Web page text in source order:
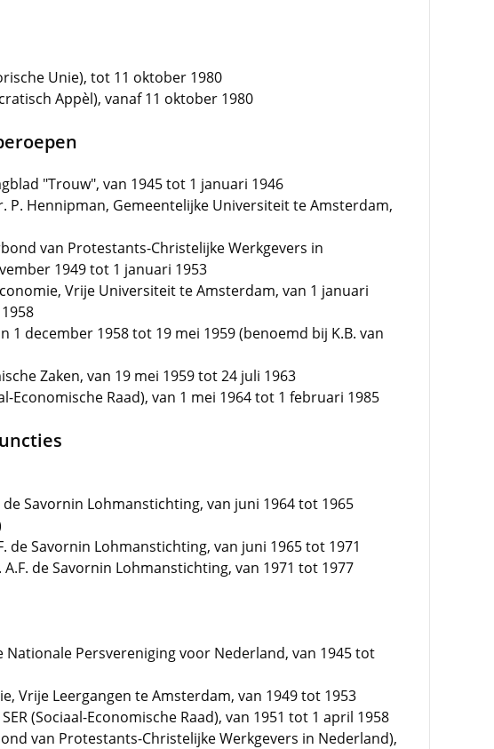
Unie), tot 11 oktober 1980
Appèl), vanaf 11 oktober 1980
"Trouw", van 1945 tot 1 januari 1946
P. Hennipman, Gemeentelijke Universiteit te Amsterdam,
van Protestants-Christelijke Werkgevers in
1949 tot 1 januari 1953
Vrije Universiteit te Amsterdam, van 1 januari
1 december 1958 tot 19 mei 1959 (benoemd bij K.B. van
Zaken, van 19 mei 1959 tot 24 juli 1963
Economische Raad), van 1 mei 1964 tot 1 februari 1985
de Savornin Lohmanstichting, van juni 1964 tot 1965
de Savornin Lohmanstichting, van juni 1965 tot 1971
de Savornin Lohmanstichting, van 1971 tot 1977
Nationale Persvereniging voor Nederland, van 1945 tot
Vrije Leergangen te Amsterdam, van 1949 tot 1953
(Sociaal-Economische Raad), van 1951 tot 1 april 1958
van Protestants-Christelijke Werkgevers in Nederland),